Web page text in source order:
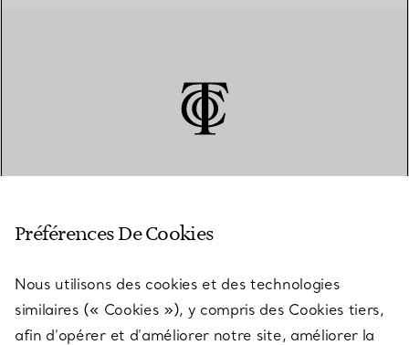
SERVICES
Préférences De Cookies
Nous utilisons des cookies et des technologies
similaires (« Cookies »), y compris des Cookies tiers,
afin d’opérer et d’améliorer notre site, améliorer la